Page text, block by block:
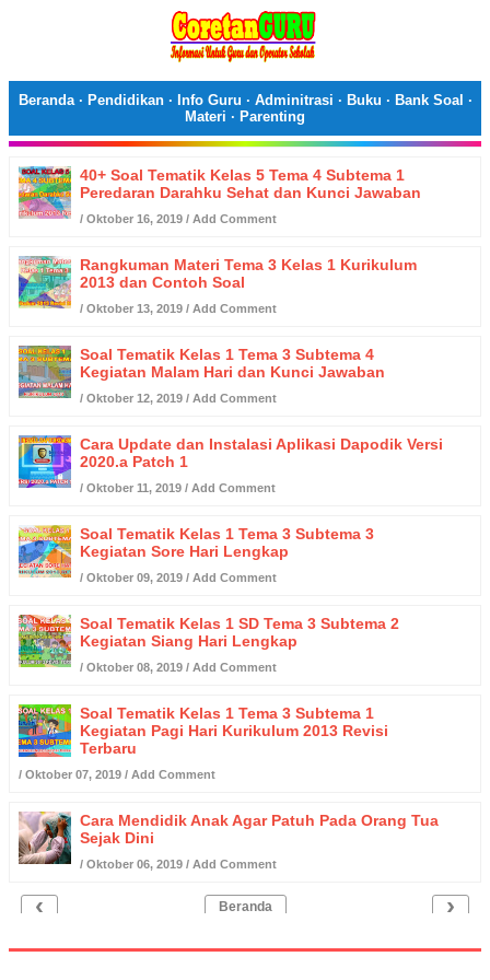
Beranda· Pendidikan· Info Guru · Adminitrasi · Buku · Bank Soal ·
Materi · Parenting
40+ Soal Tematik Kelas 5 Tema 4 Subtema 1
Peredaran Darahku Sehat dan Kunci Jawaban
/ Oktober 16, 2019 / Add Comment
Rangkuman Materi Tema 3 Kelas 1 Kurikulum
2013 dan Contoh Soal
/ Oktober 13, 2019 / Add Comment
Soal Tematik Kelas 1 Tema 3 Subtema 4
Kegiatan Malam Hari dan Kunci Jawaban
/ Oktober 12, 2019 / Add Comment
Cara Update dan Instalasi Aplikasi Dapodik Versi
2020.a Patch 1
/ Oktober 11, 2019 / Add Comment
Soal Tematik Kelas 1 Tema 3 Subtema 3
Kegiatan Sore Hari Lengkap
/ Oktober 09, 2019 / Add Comment
Soal Tematik Kelas 1 SD Tema 3 Subtema 2
Kegiatan Siang Hari Lengkap
/ Oktober 08, 2019 / Add Comment
Soal Tematik Kelas 1 Tema 3 Subtema 1
Kegiatan Pagi Hari Kurikulum 2013 Revisi
Terbaru
/ Oktober 07, 2019 / Add Comment
Cara Mendidik Anak Agar Patuh Pada Orang Tua
Sejak Dini
/ Oktober 06, 2019 / Add Comment
‹ ›
Beranda